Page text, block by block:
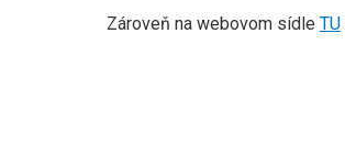
Zároveň na webovom sídle TU